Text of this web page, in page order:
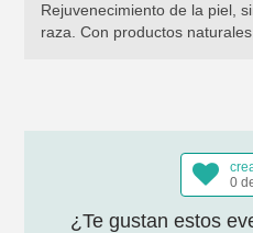
Rejuvenecimiento de la piel,
raza. Con productos
0
¿Te gustan estos